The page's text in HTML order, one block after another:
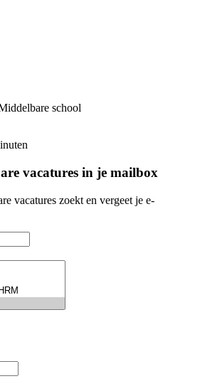
school
vacatures in je mailbox
vacatures zoekt en vergeet je e-